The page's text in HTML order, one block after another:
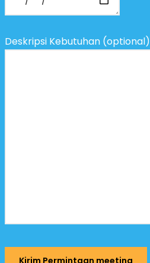
Deskripsi Kebutuhan (optional)